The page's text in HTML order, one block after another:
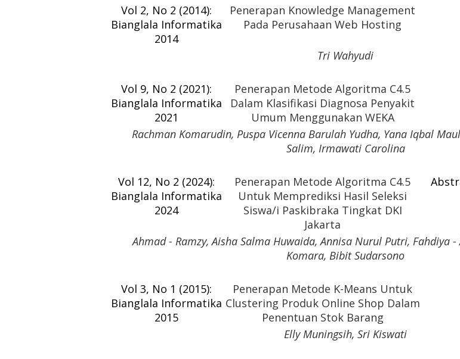
Vol 2, No 2 (2014):
Bianglala Informatika
2014
Penerapan Knowledge Management
Pada Perusahaan Web Hosting
Tri Wahyudi
Vol 9, No 2 (2021):
Bianglala Informatika
2021
Penerapan Metode Algoritma C4.5
Dalam Klasifikasi Diagnosa Penyakit
Umum Menggunakan WEKA
Rachman Komarudin, Puspa Vicenna Barulah Yudha, Yana Iqbal
Salim, Irmawati Carolina
Vol 12, No 2 (2024):
Bianglala Informatika
2024
Penerapan Metode Algoritma C4.5
Untuk Memprediksi Hasil Seleksi
Siswa/i Paskibraka Tingkat DKI
Jakarta
Ahmad - Ramzy, Aisha Salma Huwaida, Annisa Nurul Putri, Fahdiya
Komara, Bibit Sudarsono
Vol 3, No 1 (2015):
Bianglala Informatika
2015
Penerapan Metode K-Means Untuk
Clustering Produk Online Shop Dalam
Penentuan Stok Barang
Elly Muningsih, Sri Kiswati